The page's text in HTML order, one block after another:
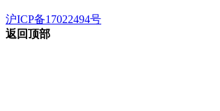
沪ICP备17022494号
返回顶部